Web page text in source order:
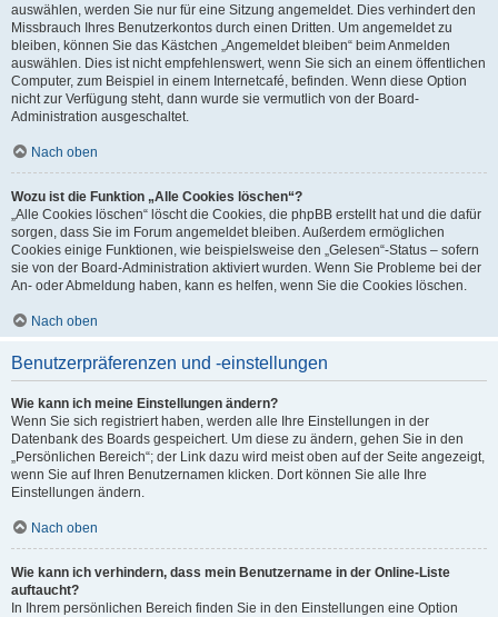
auswählen, werden Sie nur für eine Sitzung angemeldet. Dies verhindert den
Missbrauch Ihres Benutzerkontos durch einen Dritten. Um angemeldet zu
bleiben, können Sie das Kästchen „Angemeldet bleiben“ beim Anmelden
auswählen. Dies ist nicht empfehlenswert, wenn Sie sich an einem öffentlichen
Computer, zum Beispiel in einem Internetcafé, befinden. Wenn diese Option
nicht zur Verfügung steht, dann wurde sie vermutlich von der Board-
Administration ausgeschaltet.
Nach oben
Wozu ist die Funktion „Alle Cookies löschen“?
„Alle Cookies löschen“ löscht die Cookies, die phpBB erstellt hat und die dafür
sorgen, dass Sie im Forum angemeldet bleiben. Außerdem ermöglichen
Cookies einige Funktionen, wie beispielsweise den „Gelesen“-Status – sofern
sie von der Board-Administration aktiviert wurden. Wenn Sie Probleme bei der
An- oder Abmeldung haben, kann es helfen, wenn Sie die Cookies löschen.
Nach oben
Benutzerpräferenzen und -einstellungen
Wie kann ich meine Einstellungen ändern?
Wenn Sie sich registriert haben, werden alle Ihre Einstellungen in der
Datenbank des Boards gespeichert. Um diese zu ändern, gehen Sie in den
„Persönlichen Bereich“; der Link dazu wird meist oben auf der Seite angezeigt,
wenn Sie auf Ihren Benutzernamen klicken. Dort können Sie alle Ihre
Einstellungen ändern.
Nach oben
Wie kann ich verhindern, dass mein Benutzername in der Online-Liste
auftaucht?
In Ihrem persönlichen Bereich finden Sie in den Einstellungen eine Option